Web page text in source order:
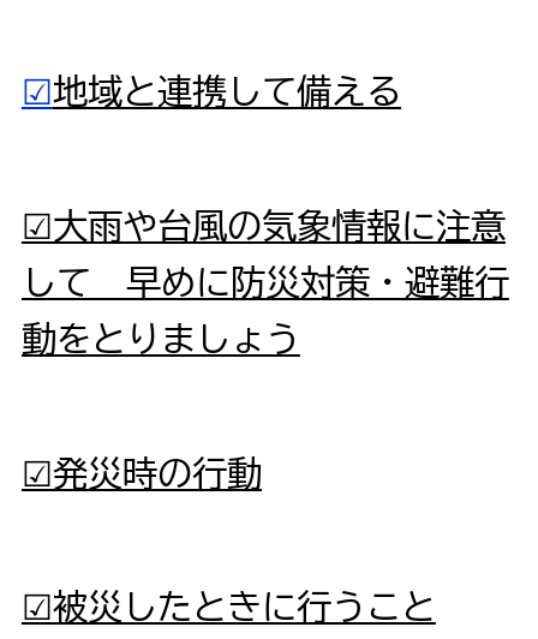
☑地域と連携して備える
☑大雨や台風の気象情報に注意
して 早めに防災対策・避難行
動をとりましょう
☑発災時の行動
☑被災したときに行うこと